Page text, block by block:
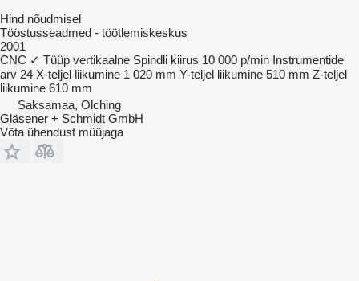
Hind nõudmisel
Tööstusseadmed - töötlemiskeskus
2001
CNC ✓ Tüüp vertikaalne Spindli kiirus 10 000 p/min Instrumentide
arv 24 X-teljel liikumine 1 020 mm Y-teljel liikumine 510 mm Z-teljel
liikumine 610 mm
Saksamaa, Olching
Gläsener + Schmidt GmbH
Võta ühendust müüjaga